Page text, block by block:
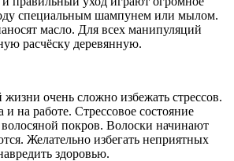
специальным шампунем или мылом.
масло. Для всех манипуляций
расчёску деревянную.
очень сложно избежать стрессов.
на работе. Стрессовое состояние
волосяной покров. Волоски начинают
Желательно избегать неприятных
здоровью.